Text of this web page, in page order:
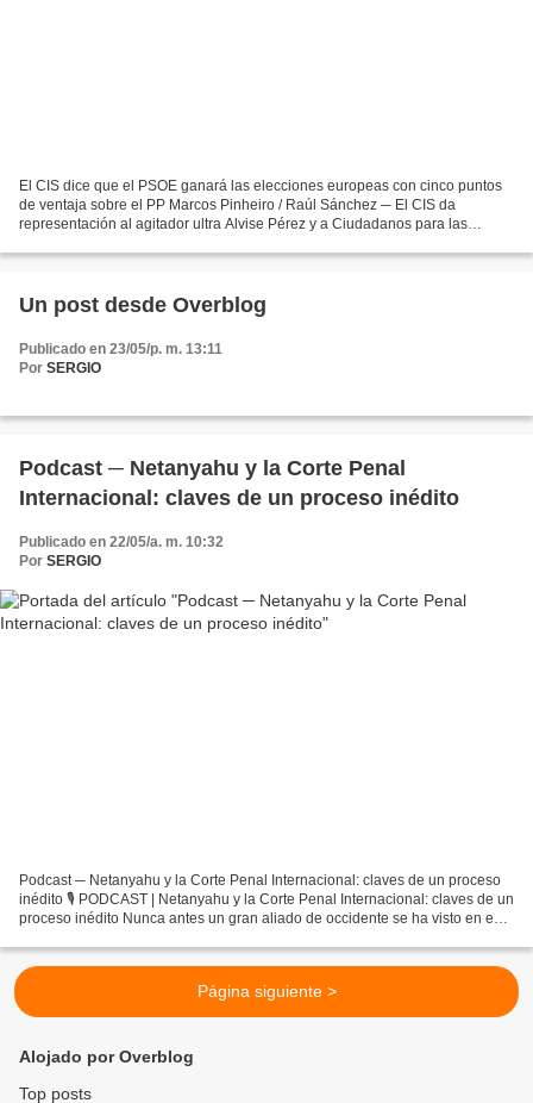
El CIS dice que el PSOE ganará las elecciones europeas con cinco puntos
de ventaja sobre el PP Marcos Pinheiro / Raúl Sánchez ─ El CIS da
representación al agitador ultra Alvise Pérez y a Ciudadanos para las
Un post desde Overblog
Publicado en 23/05/p. m. 13:11
Por SERGIO
Podcast ─ Netanyahu y la Corte Penal
Internacional: claves de un proceso inédito
Publicado en 22/05/a. m. 10:32
Por SERGIO
Podcast ─ Netanyahu y la Corte Penal Internacional: claves de un proceso
inédito 🎙 PODCAST | Netanyahu y la Corte Penal Internacional: claves de un
proceso inédito Nunca antes un gran aliado de occidente se ha visto en esta
Página siguiente >
Alojado por Overblog
Top posts